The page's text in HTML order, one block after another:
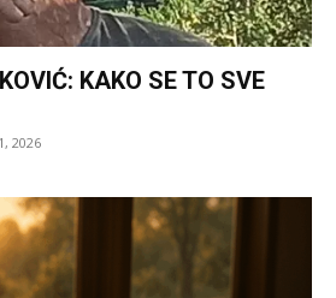
KAKO SE TO SVE
2026